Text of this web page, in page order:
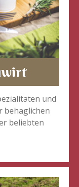
und
behaglichen
beliebten